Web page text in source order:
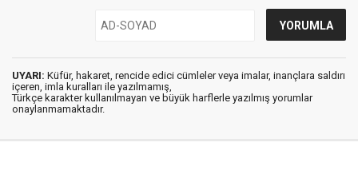
UYARI: Küfür, hakaret, rencide edici cümleler veya imalar, inançlara saldırı
içeren, imla kuralları ile yazılmamış,
Türkçe karakter kullanılmayan ve büyük harflerle yazılmış yorumlar
onaylanmamaktadır.